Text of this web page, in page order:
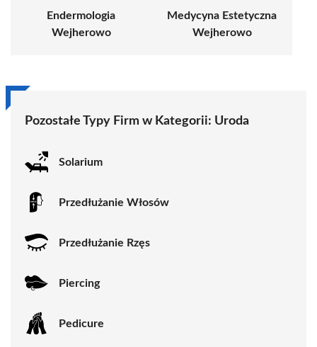
Endermologia
Wejherowo
Medycyna Estetyczna
Wejherowo
Pozostałe Typy Firm w Kategorii: Uroda
Solarium
Przedłużanie Włosów
Przedłużanie Rzęs
Piercing
Pedicure